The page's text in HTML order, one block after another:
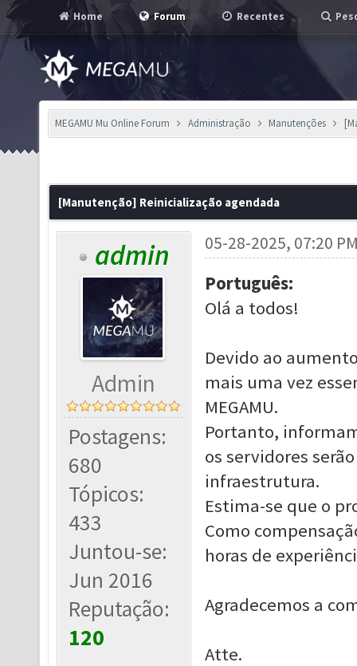
Home Forum Recentes
MEGAMU Mu Online Forum Administração Manutenções
[Manutenção] Reinicialização agendada
admin
Admin
Postagens:
680
Tópicos:
433
Juntou-se:
Jun 2016
Reputação:
120
05-28-2025, 07:20
Português:
Olá a todos!
Devido ao
mais uma vez
MEGAMU.
Portanto,
os servidores
infraestrutura.
Estima-se que o
Como
horas de
Agradecemos a
Atte.